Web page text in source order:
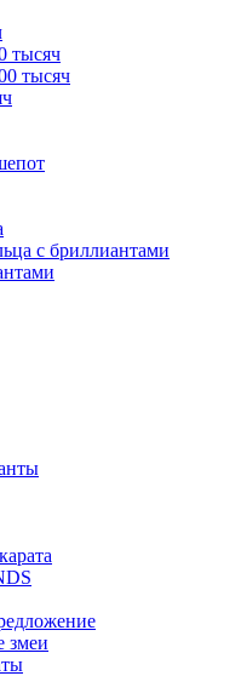
тысяч
тысяч
с бриллиантами
змеи